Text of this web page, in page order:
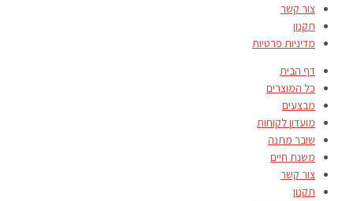
צור קשר
תקנון
מדיניות פרטיות
דף הבית
כל המוצרים
מבצעים
מועדון לקוחות
שובר מתנה
משנת חיים
צור קשר
תקנון